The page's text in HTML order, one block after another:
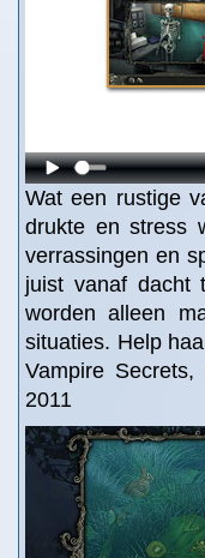
Wat een rustige
drukte en stress
verrassingen en
juist vanaf dacht
worden alleen
situaties. Help
Vampire
2011